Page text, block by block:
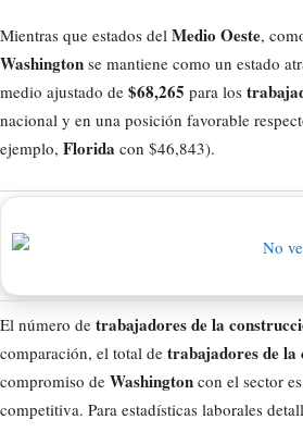
Mientras que estados del Medio Oeste,
Washington se mantiene como un estado
medio ajustado de $68,265 para los
nacional y en una posición favorable
ejemplo, Florida con $46,843).
El número de trabajadores de la
comparación, el total de trabajadores de la
compromiso de Washington con el sector
competitiva. Para estadísticas laborales